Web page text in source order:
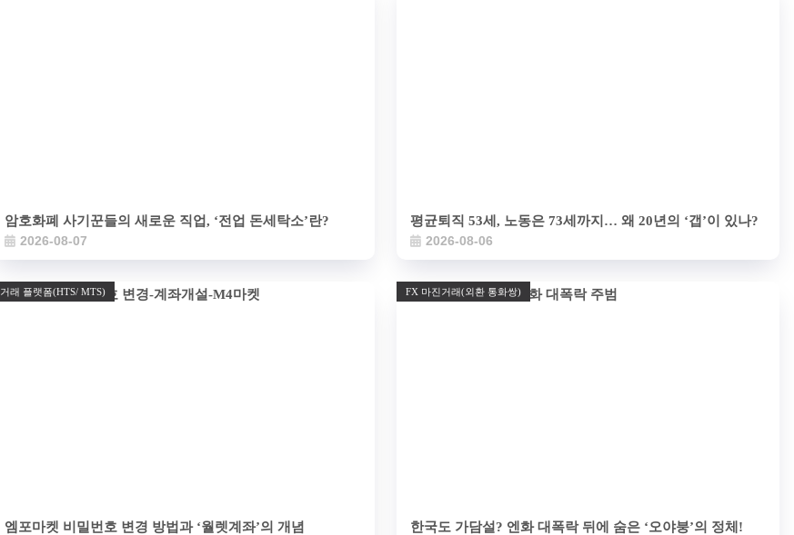
암호화폐 사기꾼들의 새로운 직업, ‘전업 돈세탁소’란?
2026-08-07
평균퇴직 53세, 노동은 73세까지… 왜 20년의 ‘갭’이 있나?
2026-08-06
엠포마켓 비밀번호 변경 방법과 ‘월렛계좌’의 개념
거래 플랫폼(HTS/ MTS)
한국도 가담설? 엔화 대폭락 뒤에 숨은 ‘오야붕’의 정체!
FX 마진거래(외환 통화쌍)